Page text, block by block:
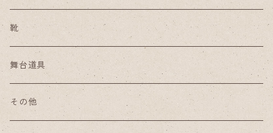
靴
舞台道具
その他